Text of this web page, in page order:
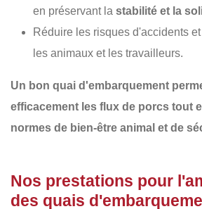
en préservant la stabilité et la
Réduire les risques d'accidents
les animaux et les travailleurs.
Un bon quai d'embarquement
efficacement les flux de porcs tout
normes de bien-être animal et de
Nos prestations pour
des quais